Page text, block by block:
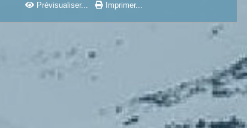
Prévisualiser... Imprimer...